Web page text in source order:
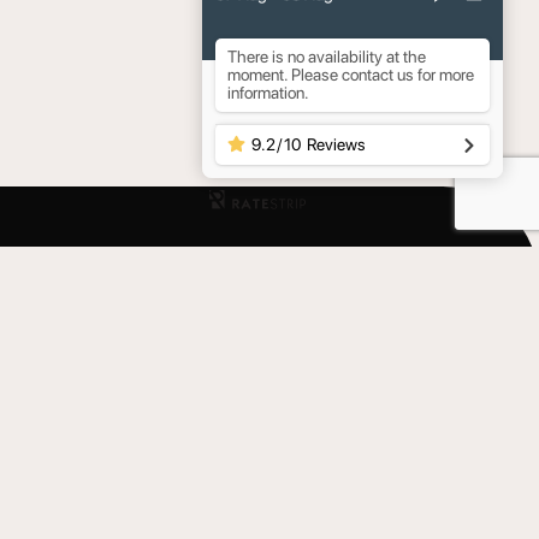
There is no availability at the
moment. Please contact us for more
information.
9.2/10 Reviews